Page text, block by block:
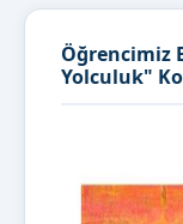
Öğrencimiz
Yolculuk"